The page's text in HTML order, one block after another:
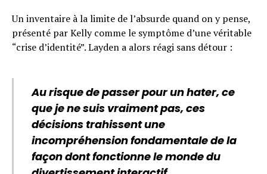
Un inventaire à la limite de l’absurde quand on y pense,
présenté par Kelly comme le symptôme d’une véritable
“crise d’identité”. Layden a alors réagi sans détour :
Au risque de passer pour un hater, ce
que je ne suis vraiment pas, ces
décisions trahissent une
incompréhension fondamentale de la
façon dont fonctionne le monde du